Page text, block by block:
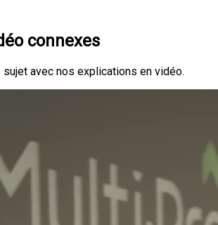
connexes
avec nos explications en vidéo.